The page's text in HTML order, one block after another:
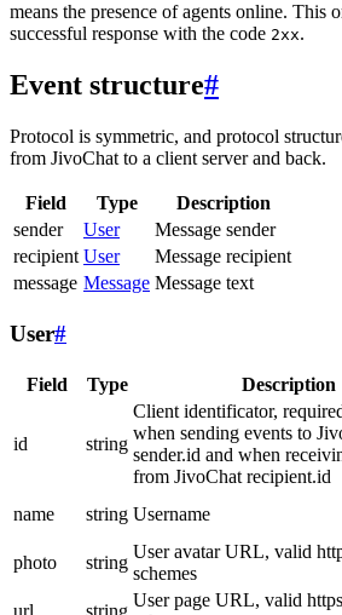
means the presence of agents online. This
successful response with the code 2xx.
Event structure#
Protocol is symmetric, and protocol
from JivoChat to a client server and back.
Field Type
Description
sender
User
Message sender
recipient User
Message recipient
message Message Message text
User#
Field Type Description
id string
Client identificator,
when sending events to
sender.id and when
from JivoChat recipient.id
name string Username
photo
string
User avatar URL, valid
schemes
url
string
User page URL, valid